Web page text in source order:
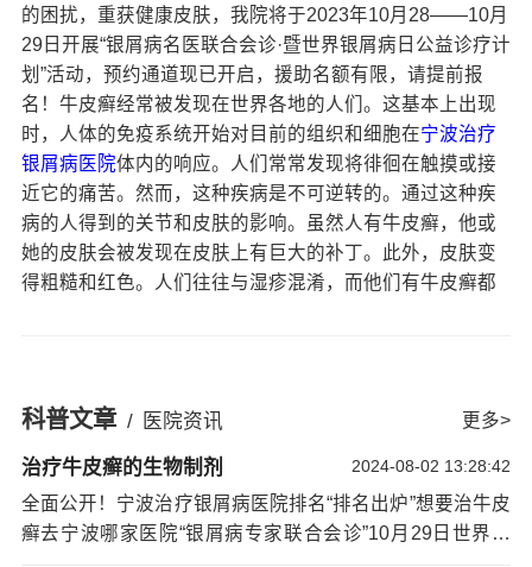
的困扰，重获健康皮肤，我院将于2023年10月28——10月
29日开展“银屑病名医联合会诊·暨世界银屑病日公益诊疗计
划”活动，预约通道现已开启，援助名额有限，请提前报
名！牛皮癣经常被发现在世界各地的人们。这基本上出现
时，人体的免疫系统开始对目前的组织和细胞在宁波治疗
银屑病医院体内的响应。人们常常发现将徘徊在触摸或接
近它的痛苦。然而，这种疾病是不可逆转的。通过这种疾
病的人得到的关节和皮肤的影响。虽然人有牛皮癣，他或
她的皮肤会被发现在皮肤上有巨大的补丁。此外，皮肤变
得粗糙和红色。人们往往与湿疹混淆，而他们有牛皮癣都
牛皮癣的治疗方式：
(1)保持乐观心理，牛皮癣患者平时要保持乐观向
上的情绪，生活作息有规律。如果牛皮癣患者同时患有上
呼吸道感染，应积极对症治疗。平时生活里注意避免各种
强烈的物理、化学刺激。饮食要合理营养话，禁忌烟酒。
科普文章 / 医院资讯 更多>
治疗牛皮癣的生物制剂 2024-08-02 13:28:42
全面公开！宁波治疗银屑病医院排名“排名出炉”想要治牛皮
癣去宁波哪家医院“银屑病专家联合会诊”10月29日世界银